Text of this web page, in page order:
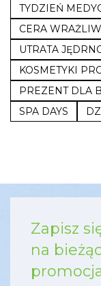
TYDZIEŃ
CERA
UTRATA
KOSMETYKI
PREZENT DLA
SPA DAYS
Zapisz
na